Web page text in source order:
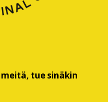
tue sinäkin